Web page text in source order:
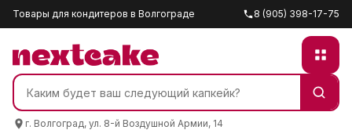
Товары для кондитеров в Волгограде 8 (905) 398-17-75
г. Волгоград, ул. 8-й Воздушной Армии, 14